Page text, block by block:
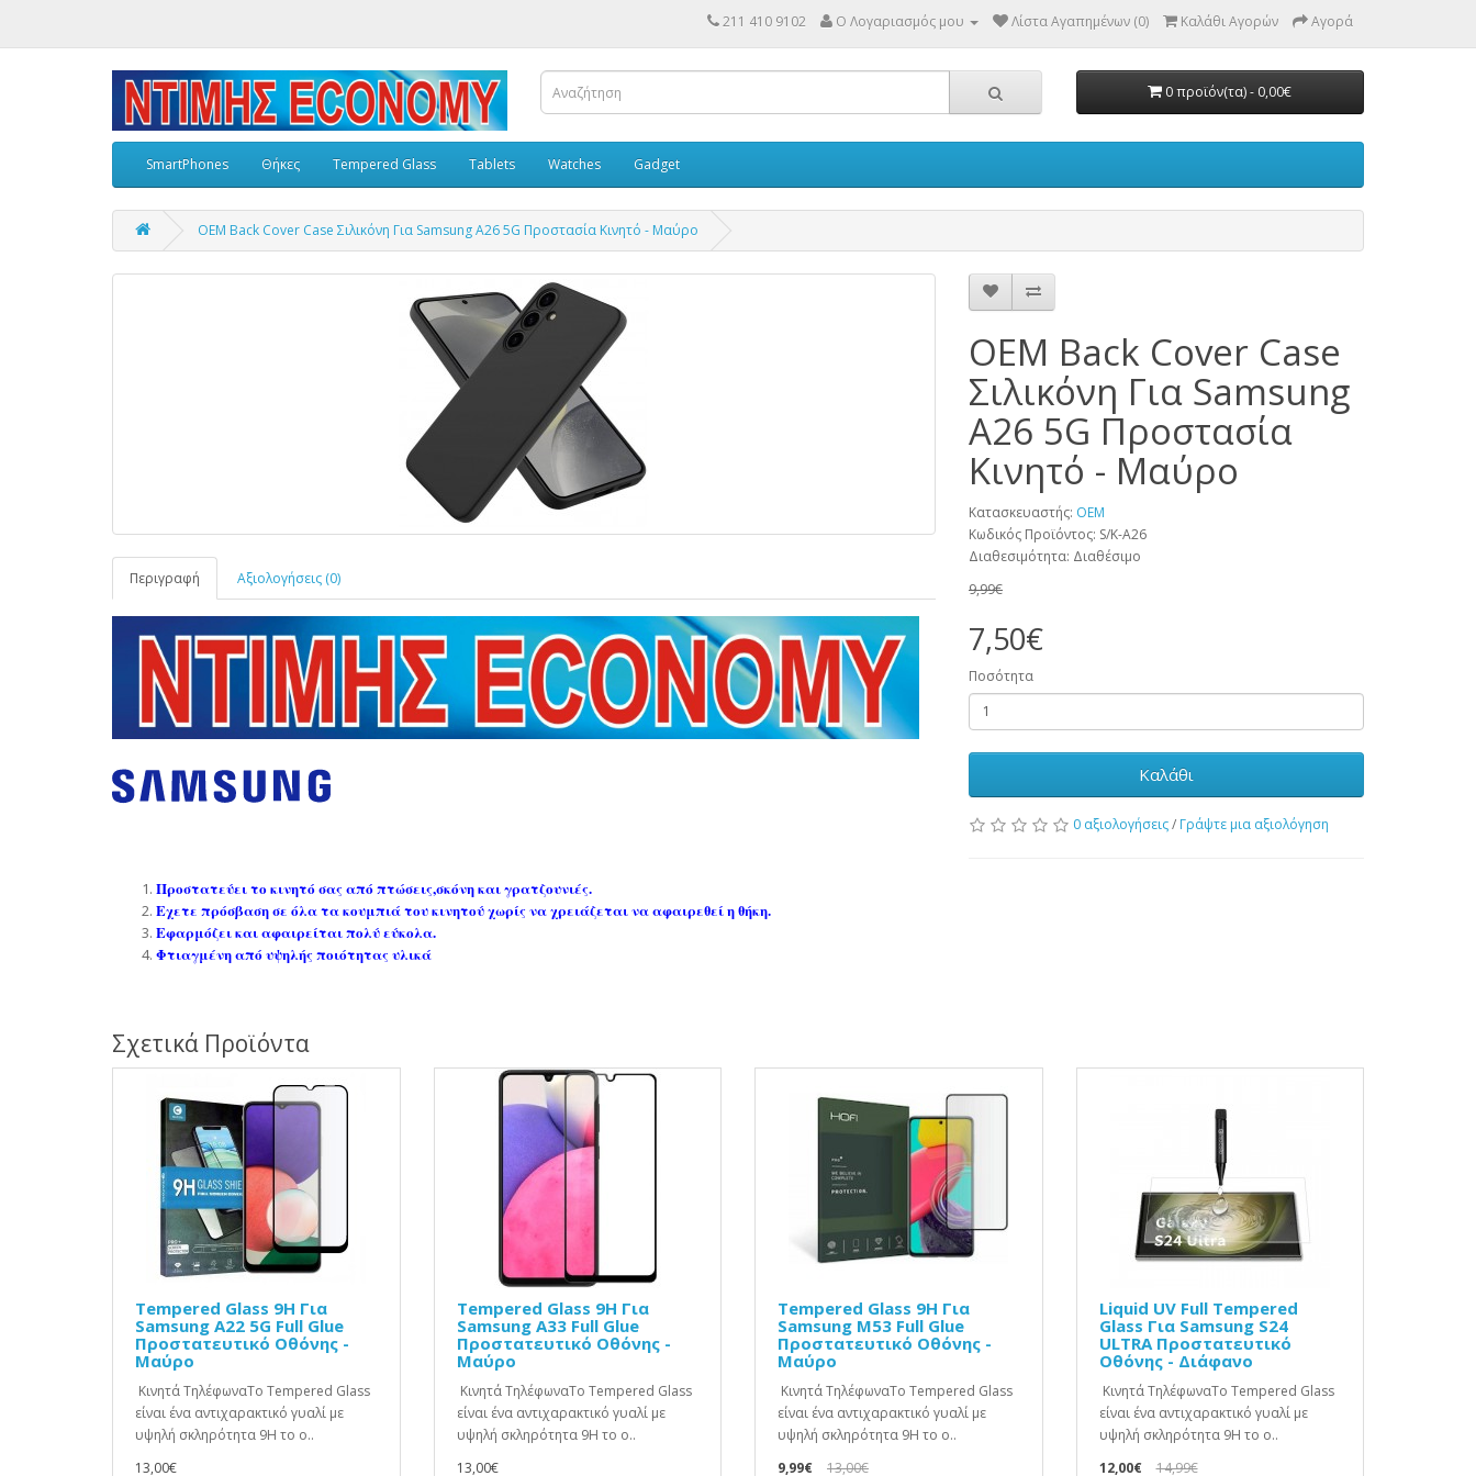
211 410 9102 Ο Λογαριασμός μου Λίστα Αγαπημένων (0) Καλάθι Αγορών Αγορά
0 προϊόν(τα) - 0,00€
SmartPhones Θήκες Tempered Glass Tablets Watches Gadget
OEM Back Cover Case Σιλικόνη Για Samsung A26 5G Προστασία Κινητό - Μαύρο
Περιγραφή Αξιολογήσεις (0)
Προστατεύει το κινητό σας από πτώσεις,σκόνη και γρατζουνιές.
Eχετε πρόσβαση σε όλα τα κουμπιά του κινητού χωρίς να χρειάζεται να αφαιρεθεί η θήκη.
Εφαρμόζει και αφαιρείται πολύ εύκολα.
Φτιαγμένη από υψηλής ποιότητας υλικά
OEM Back Cover Case
Σιλικόνη Για Samsung
A26 5G Προστασία
Κινητό - Μαύρο
Κατασκευαστής: OEM
Κωδικός Προϊόντος: S/K-A26
Διαθεσιμότητα: Διαθέσιμο
9,99€
7,50€
Ποσότητα
Καλάθι
0 αξιολογήσεις/ Γράψτε μια αξιολόγηση
Σχετικά Προϊόντα
Tempered Glass 9H Για
Samsung A22 5G Full Glue
Προστατευτικό Οθόνης -
Μαύρο
Κινητά ΤηλέφωναΤο Tempered Glass
είναι ένα αντιχαρακτικό γυαλί με
υψηλή σκληρότητα 9H το ο..
13,00€
Tempered Glass 9H Για
Samsung A33 Full Glue
Προστατευτικό Οθόνης -
Μαύρο
Κινητά ΤηλέφωναΤο Tempered Glass
είναι ένα αντιχαρακτικό γυαλί με
υψηλή σκληρότητα 9H το ο..
13,00€
Tempered Glass 9H Για
Samsung M53 Full Glue
Προστατευτικό Οθόνης -
Μαύρο
Κινητά ΤηλέφωναΤο Tempered Glass
είναι ένα αντιχαρακτικό γυαλί με
υψηλή σκληρότητα 9H το ο..
9,99€
13,00€
Liquid UV Full Tempered
Glass Για Samsung S24
ULTRA Προστατευτικό
Οθόνης - Διάφανο
Κινητά ΤηλέφωναΤο Tempered Glass
είναι ένα αντιχαρακτικό γυαλί με
υψηλή σκληρότητα 9H το ο..
12,00€
14,99€